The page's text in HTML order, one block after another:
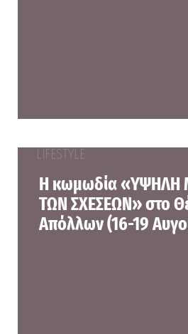
LIFESTYLE
Η κωμωδία «ΥΨΗΛΗ
ΤΩΝ ΣΧΕΣΕΩΝ» στο
Απόλλων (16-19